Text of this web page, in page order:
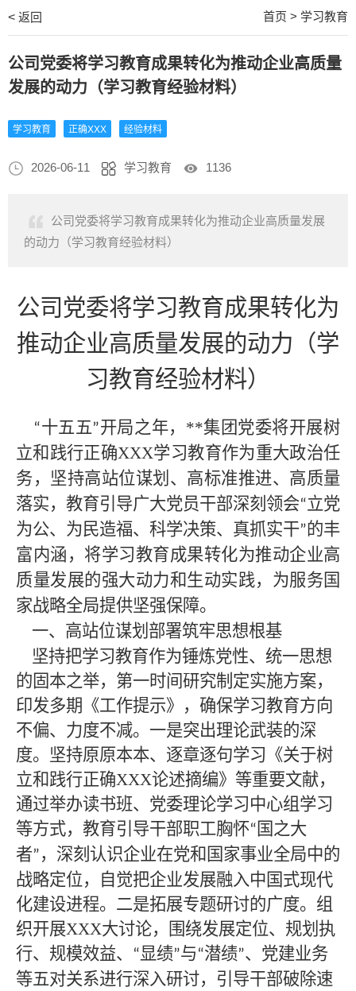
< 返回 首页 > 学习教育
公司党委将学习教育成果转化为推动企业高质量
发展的动力（学习教育经验材料）
学习教育 正确XXX 经验材料
2026-06-11 学习教育 1136
公司党委将学习教育成果转化为推动企业高质量发展
的动力（学习教育经验材料）
公司党委将学习教育成果转化为
推动企业高质量发展的动力 （学
习教育经验材料）
“十五五”开局之年， **集团党委将开展树
立和践行正确XXX学习教育作为重大政治任
务，坚持高站位谋划、高标准推进、高质量
落实，教育引导广大党员干部深刻领会“立党
为公、为民造福、科学决策、真抓实干”的丰
富内涵，将学习教育成果转化为推动企业高
质量发展的强大动力和生动实践，为服务国
家战略全局提供坚强保障。
一、高站位谋划部署筑牢思想根基
坚持把学习教育作为锤炼党性、统一思想
的固本之举，第一时间研究制定实施方案，
印发多期《工作提示》，确保学习教育方向
不偏、力度不减。一是突出理论武装的深
度。坚持原原本本、逐章逐句学习《关于树
立和践行正确XXX论述摘编》等重要文献，
通过举办读书班、党委理论学习中心组学习
等方式，教育引导干部职工胸怀“ 国之大
者”，深刻认识企业在党和国家事业全局中的
战略定位，自觉把企业发展融入中国式现代
化建设进程。二是拓展专题研讨的广度。组
织开展XXX大讨论，围绕发展定位、规划执
行、规模效益、
“显绩”与“潜绩”、党建业务
等五对关系进行深入研讨，引导干部破除速